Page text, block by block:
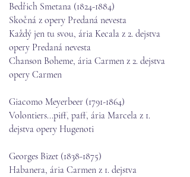
Bedřich Smetana (1824-1884)
Skočná z opery Predaná nevesta
Každý jen tu svou, ária Kecala z 2. dejstva
opery Predaná nevesta
Chanson Boheme, ária Carmen z 2. dejstva
opery Carmen
Giacomo Meyerbeer (1791-1864)
Volontiers...piff, paff, ária Marcela z 1.
dejstva opery Hugenoti
Georges Bizet (1838-1875)
Habanera, ária Carmen z 1. dejstva